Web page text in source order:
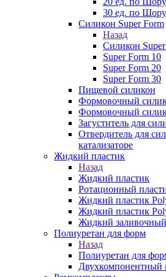
30 ед. по
Силикон Super Form
Назад
Силикон
Super Form 10
Super Form 20
Super Form 30
Пищевой силикон
Формовочный
Формовочный
Загуститель для
Отвердитель для
катализаторе
Жидкий пластик
Назад
Жидкий пластик
Ротационный
Жидкий пластик
Жидкий пластик
Жидкий
Полиуретан для форм
Назад
Полиуретан для
Двухкомпонентный